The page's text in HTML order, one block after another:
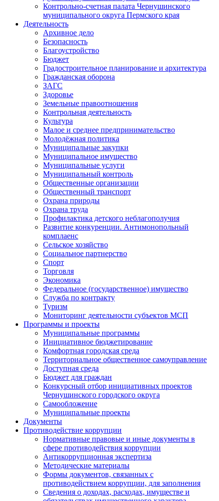
Контрольно-счетная палата Чернушинского
муниципального округа Пермского края
Деятельность
Архивное дело
Безопасность
Благоустройство
Бюджет
Градостроительное планирование и архитектура
Гражданская оборона
ЗАГС
Здоровье
Земельные правоотношения
Контрольная деятельность
Культура
Малое и среднее предпринимательство
Молодёжная политика
Муниципальные закупки
Муниципальное имущество
Муниципальные услуги
Муниципальный контроль
Общественные организации
Общественный транспорт
Охрана природы
Охрана труда
Профилактика детского неблагополучия
Развитие конкуренции. Антимонопольный
комплаенс
Сельское хозяйство
Социальное партнерство
Спорт
Торговля
Экономика
Федеральное (государственное) имущество
Служба по контракту
Туризм
Мониторинг деятельности субъектов МСП
Программы и проекты
Муниципальные программы
Инициативное бюджетирование
Комфортная городская среда
Территориальное общественное самоуправление
Доступная среда
Бюджет для граждан
Конкурсный отбор инициативных проектов
Чернушинского городского округа
Самообложение
Муниципальные проекты
Документы
Противодействие коррупции
Нормативные правовые и иные документы в
сфере противодействия коррупции
Антикоррупционная экспертиза
Методические материалы
Формы документов, связанных с
противодействием коррупции, для заполнения
Сведения о доходах, расходах, имуществе и